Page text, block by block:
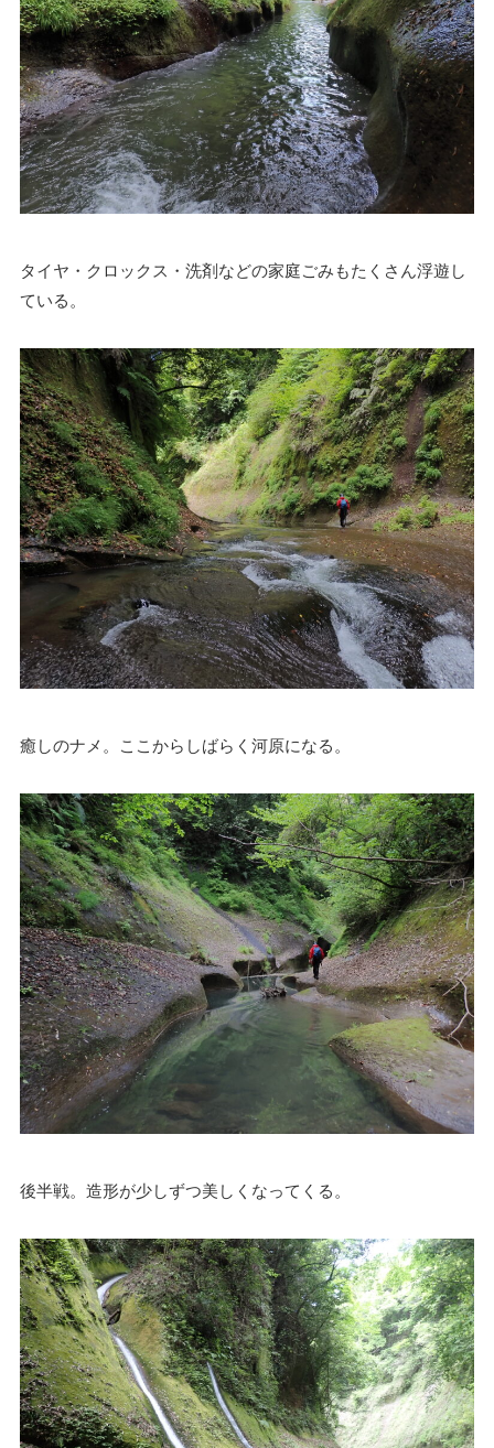
タイヤ・クロックス・洗剤などの家庭ごみもたくさん浮遊し
ている。
癒しのナメ。ここからしばらく河原になる。
後半戦。造形が少しずつ美しくなってくる。